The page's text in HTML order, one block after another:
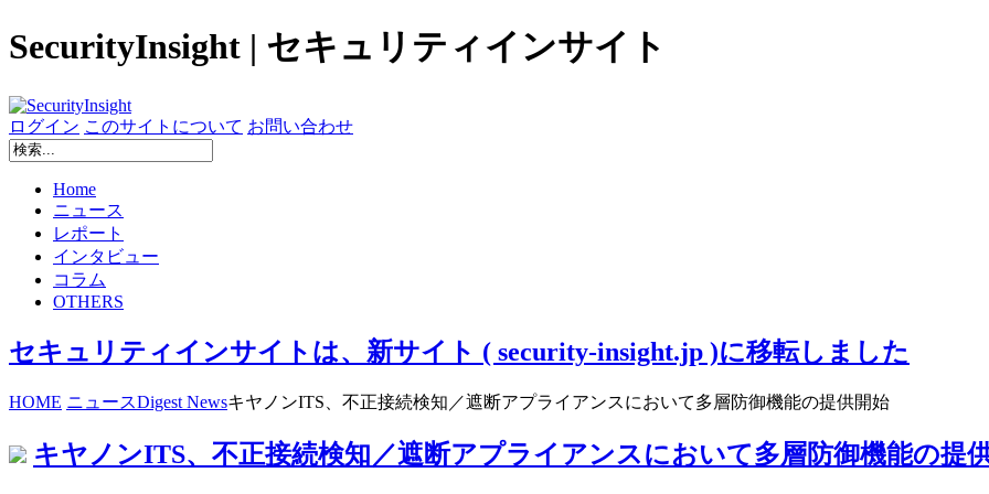
SecurityInsight | セキュリティインサイト
ログイン このサイトについて お問い合わせ
Home
ニュース
レポート
インタビュー
コラム
OTHERS
セキュリティインサイトは、新サイト ( security-insight.jp )に移転しました
HOME ニュースDigest NewsキヤノンITS、不正接続検知／遮断アプライアンスにおいて多層防御機能の提供開始
キヤノンITS、不正接続検知／遮断アプライアンスにおいて多層防御機能の提